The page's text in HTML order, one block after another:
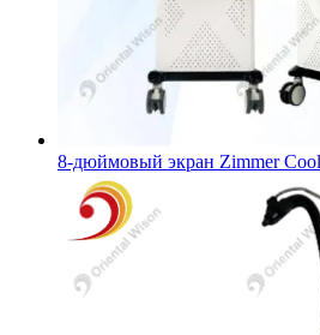
8-дюймовый экран Zimmer